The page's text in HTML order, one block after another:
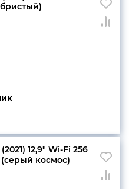
12,9″ Wi-Fi 256
(серый космос)